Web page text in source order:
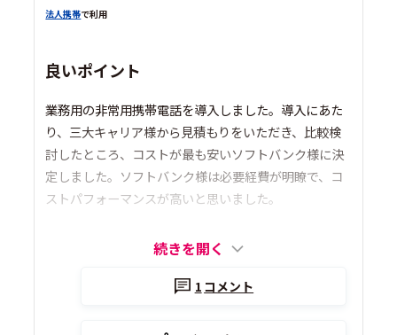
法人携帯で利用
良いポイント
業務用の非常用携帯電話を導入しました。導入にあた
り、三大キャリア様から見積もりをいただき、比較検
討したところ、コストが最も安いソフトバンク様に決
定しました。ソフトバンク様は必要経費が明瞭で、コ
ストパフォーマンスが高いと思いました。
続きを開く
1 コメント